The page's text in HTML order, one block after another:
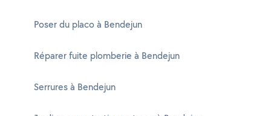
Poser du placo à Bendejun
Réparer fuite plomberie à Bendejun
Serrures à Bendejun